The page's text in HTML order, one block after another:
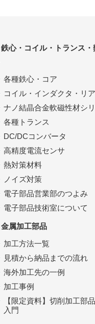
鉄心・コイル・トランス・
各種鉄心・コア
コイル・インダクタ・リ
ナノ結晶合金軟磁性材シ
各種トランス
DC/DCコンバータ
高精度電流センサ
熱対策材料
ノイズ対策
電子部品営業部のつよみ
電子部品技術室について
金属加工部品
加工方法一覧
見積から納品までの流れ
海外加工先の一例
加工事例
【限定資料】切削加工部
入門